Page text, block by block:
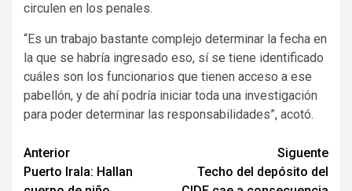
circulen en los penales.
“Es un trabajo bastante complejo determinar la fecha en
la que se habría ingresado eso, sí se tiene identificado
cuáles son los funcionarios que tienen acceso a ese
pabellón, y de ahí podría iniciar toda una investigación
para poder determinar las responsabilidades”, acotó.
Navegación
de
Anterior
Puerto Irala: Hallan
Siguente
Techo del depósito del